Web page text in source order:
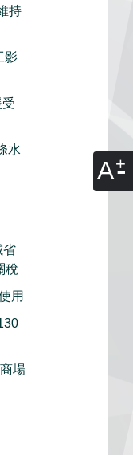
A
持
影
水
省
稅
用
場